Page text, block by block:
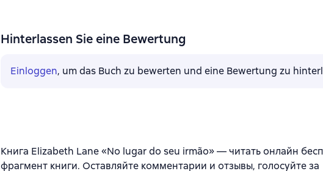
Hinterlassen Sie eine Bewertung
Einloggen, um das Buch zu bewerten und eine Bewertung zu
Книга Elizabeth Lane «No lugar do seu irmão» — читать онлайн
фрагмент книги. Оставляйте комментарии и отзывы, голосуйте за